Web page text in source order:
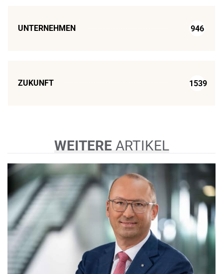
UNTERNEHMEN 946
ZUKUNFT 1539
WEITERE ARTIKEL